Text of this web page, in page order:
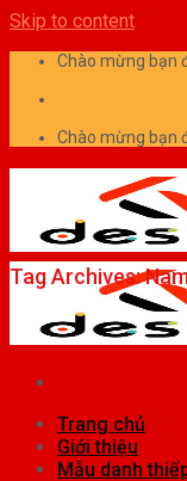
Skip to content
Chào mừng bạn
Chào mừng bạn
Trang chủ
Giới thiệu
Mẫu danh
Tag Archives: